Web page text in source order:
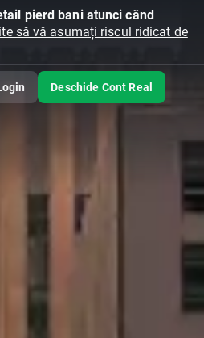
pierd bani atunci când
să vă asumați riscul ridicat de
Deschide Cont Real